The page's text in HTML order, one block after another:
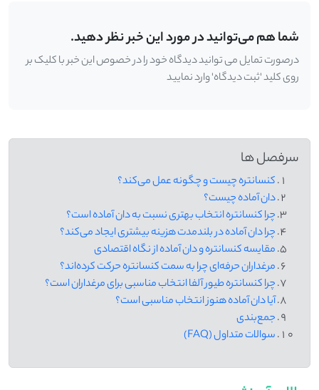
شما هم می‌توانید در مورد این خبر نظر دهید.
درصورت تمایل می توانید دیدگاه خود را در خصوص این خبر با کلیک بر
روی کلید 'ثبت دیدگاه' وارد نمایید
سرفصل ها
کنسانتره چیست و چگونه عمل می‌کند؟
دان آماده چیست؟
چرا کنسانتره انتخاب بهتری نسبت به دان آماده است؟
چرا دان آماده در بلندمدت هزینه بیشتری ایجاد می‌کند؟
مقایسه کنسانتره و دان آماده از نگاه اقتصادی
مرغداران حرفه‌ای چرا به سمت کنسانتره حرکت کرده‌اند؟
چرا کنسانتره طیور آلفا انتخاب مناسبی برای مرغداران است؟
آیا دان آماده هنوز انتخاب مناسبی است؟
جمع‌بندی
سوالات متداول (FAQ)